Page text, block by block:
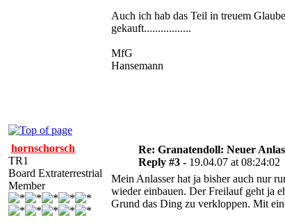
Auch ich hab das Teil in treuem
gekauft.................
MfG
Hansemann
hornschorsch
TR1
Board Extraterrestrial
Member
Re: Granatendoll: Neuer
Reply #3 - 19.04.07 at 08:24:02
Mein Anlasser hat ja bisher auch nur
wieder einbauen. Der Freilauf geht ja
Grund das Ding zu verkloppen. Mit